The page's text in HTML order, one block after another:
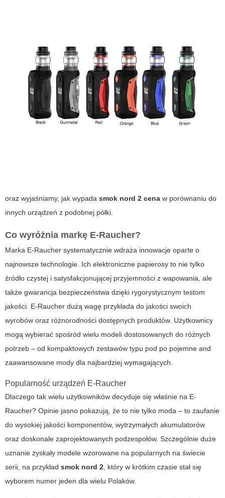
oraz wyjaśniamy, jak wypada smok nord 2 cena w porównaniu do
innych urządzeń z podobnej półki.
Co wyróżnia markę E-Raucher?
Marka E-Raucher systematycznie wdraża innowacje oparte o
najnowsze technologie. Ich elektroniczne papierosy to nie tylko
źródło czystej i satysfakcjonującej przyjemności z wapowania, ale
także gwarancja bezpieczeństwa dzięki rygorystycznym testom
jakości. E-Raucher dużą wagę przykłada do jakości swoich
wyrobów oraz różnorodności dostępnych produktów. Użytkownicy
mogą wybierać spośród wielu modeli dostosowanych do różnych
potrzeb – od kompaktowych zestawów typu pod po pojemne and
zaawansowane mody dla najbardziej wymagających.
Popularność urządzeń E-Raucher
Dlaczego tak wielu użytkowników decyduje się właśnie na E-
Raucher? Opinie jasno pokazują, że to nie tylko moda – to zaufanie
do wysokiej jakości komponentów, wytrzymałych akumulatorów
oraz doskonale zaprojektowanych podzespołów. Szczególnie duże
uznanie zyskały modele wzorowane na popularnych na świecie
serii, na przykład smok nord 2 , który w krótkim czasie stał się
wyborem numer jeden dla wielu Polaków.